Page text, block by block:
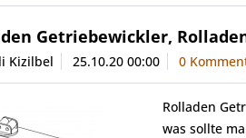
Getriebewickler,
Kizilbel 25.10.20 00:00 0
Rolladen
was sollte